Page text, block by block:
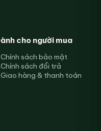
cho người mua
Chính sách bảo mật
Chính sách đổi trả
Giao hàng & thanh toán